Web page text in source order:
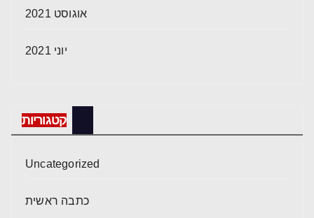
אוגוסט 2021
יוני 2021
קטגוריות
Uncategorized
כתבה ראשית